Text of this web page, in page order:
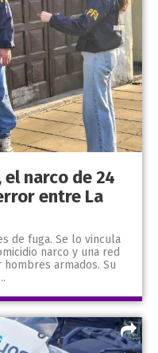
el narco de 24
entre La
de fuga. Se lo vincula
narco y una red
armados. Su